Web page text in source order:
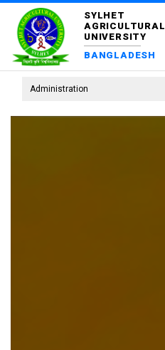
SYLHET
AGRICULTURAL
UNIVERSITY
BANGLADESH
Administration